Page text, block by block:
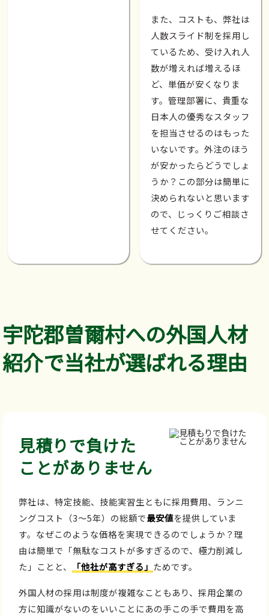
また、コストも、弊社は
人数スライド制を採用し
ているため、受け入れ人
数が増えれば増えるほ
ど、単価が安くなりま
す。管理部署に、貴重な
日本人の優秀なスタッフ
を担当させるのはもった
いないです。外注のほう
が安かったらどうでしょ
うか？この部分は簡単に
決められないと思います
ので、じっくりご相談さ
せてください。
宇陀郡曽爾村への外国人材
紹介で当社が選ばれる理由
見積りで負けた
ことがありません
弊社は、特定技能、技能実習生ともに採用費用、ランニ
ングコスト（3～5年）の総額で最安値を提供していま
す。なぜこのような価格を実現できるのでしょうか？理
由は簡単で「無駄なコストが多すぎるので、極力削減し
た」ことと、
「他社が高すぎる」 ためです。
外国人材の採用は制度が複雑なこともあり、採用企業の
方に知識がないのをいいことにあの手この手で費用を高